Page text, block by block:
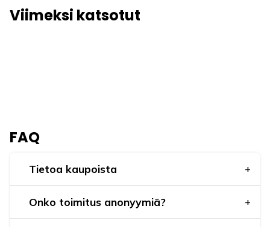
Viimeksi katsotut
FAQ
Tietoa kaupoista
Onko toimitus anonyymiä?